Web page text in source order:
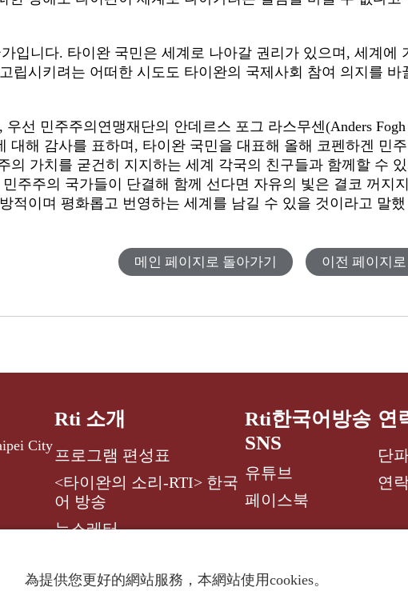
입니다. 타이완 국민은 세계로 나아갈 권리가 있으며 ,세계에
립시키려는 어떠한 시도도 타이완의 국제사회 참여 의지를 바
, 우선 민주주의연맹재단의 안데르스 포그 라스무센(Anders Fogh
대해 감사를 표하며 , 타이완 국민을 대표해 올해 코펜하겐 민
의 가치를 굳건히 지지하는 세계 각국의 친구들과 함께할 수 있
민주주의 국가들이 단결해 함께 선다면 자유의 빛은 결코 꺼지지
적이며 평화롭고 번영하는 세계를 남길 수 있을 것이라고 말했
메인 페이지로 돌아가기 이전 페이지로
City
Rti 소개
프로그램 편성표
<타이완의 소리-RTI> 한국
어 방송
뉴스레터
Rti한국어방송
SNS
유튜브
페이스북
연
단
연
為提供您更好的網站服務，本網站使用cookies。